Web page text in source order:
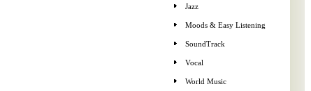
Jazz
Moods & Easy Listening
SoundTrack
Vocal
World Music